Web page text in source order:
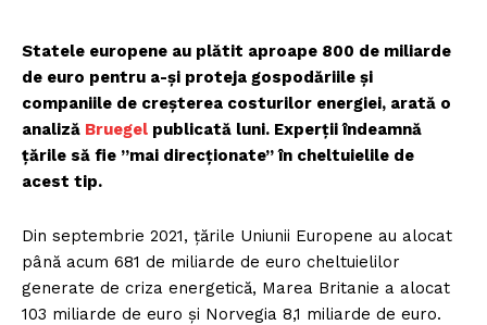
Statele europene au plătit aproape 800 de miliarde
de euro pentru a-și proteja gospodăriile și
companiile de creșterea costurilor energiei, arată o
analiză Bruegel publicată luni. Experții îndeamnă
țările să fie ”mai direcționate” în cheltuielile de
acest tip.
Din septembrie 2021, țările Uniunii Europene au alocat
până acum 681 de miliarde de euro cheltuielilor
generate de criza energetică, Marea Britanie a alocat
103 miliarde de euro și Norvegia 8,1 miliarde de euro.